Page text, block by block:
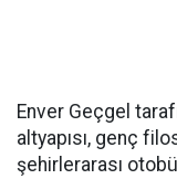
Enver Geçgel
altyapısı, genç
şehirlerarası